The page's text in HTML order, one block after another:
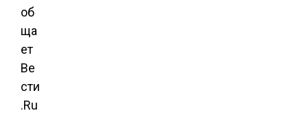
об
ща
ет
Ве
сти
.Ru